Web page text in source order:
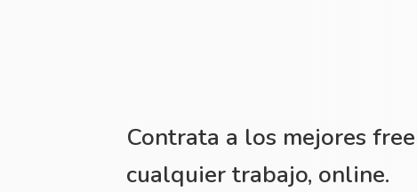
Contrata a los mejores
cualquier trabajo, online.